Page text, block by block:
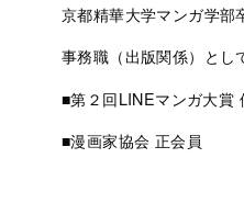
京都精華大学マンガ学部
事務職（出版関係）とし
■第２回LINEマンガ大賞
■漫画家協会 正会員